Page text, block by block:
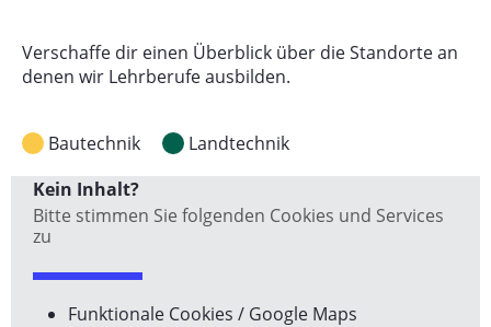
Verschaffe dir einen Überblick über die Standorte an
denen wir Lehrberufe ausbilden.
Bautechnik
Landtechnik
Kein Inhalt?
Bitte stimmen Sie folgenden Cookies und Services
zu
Funktionale Cookies / Google Maps